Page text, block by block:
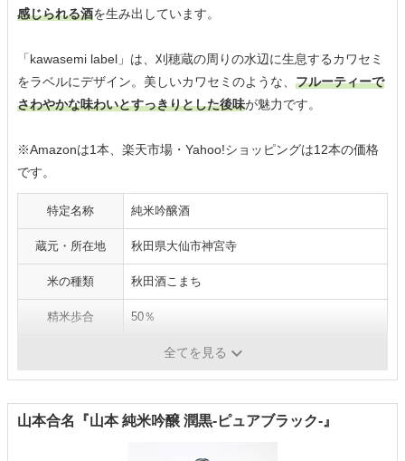
感じられる酒を生み出しています。
「kawasemi label」は、刈穂蔵の周りの水辺に生息するカワセミ
をラベルにデザイン。美しいカワセミのような、 フルーティーで
さわやかな味わいとすっきりとした後味が魅力です。
※Amazonは1本、楽天市場・Yahoo!ショッピングは12本の価格
です。
特定名称 純米吟醸酒
蔵元・所在地 秋田県大仙市神宮寺
米の種類 秋田酒こまち
精米歩合 50％
16.0～16.9度
全てを見る
山本合名『山本 純米吟醸 潤黒-ピュアブラック-』